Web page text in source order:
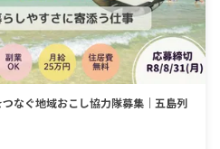
つなぐ地域おこし協力隊募集｜五島列